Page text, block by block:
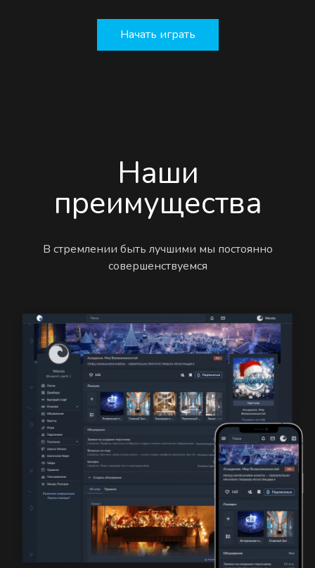
Начать играть
Наши
преимущества
В стремлении быть лучшими мы постоянно
совершенствуемся